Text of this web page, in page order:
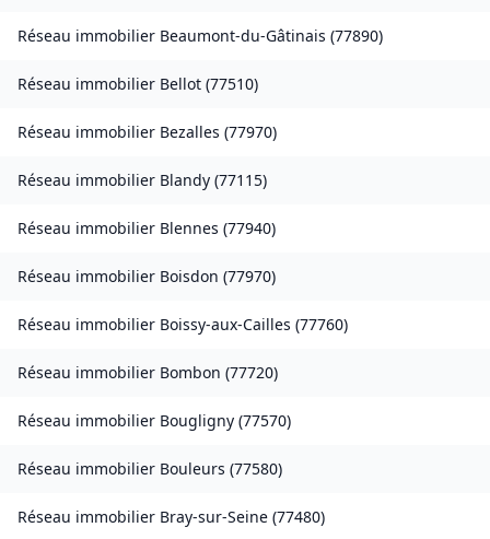
Réseau immobilier Beaumont-du-Gâtinais (77890)
Réseau immobilier Bellot (77510)
Réseau immobilier Bezalles (77970)
Réseau immobilier Blandy (77115)
Réseau immobilier Blennes (77940)
Réseau immobilier Boisdon (77970)
Réseau immobilier Boissy-aux-Cailles (77760)
Réseau immobilier Bombon (77720)
Réseau immobilier Bougligny (77570)
Réseau immobilier Bouleurs (77580)
Réseau immobilier Bray-sur-Seine (77480)